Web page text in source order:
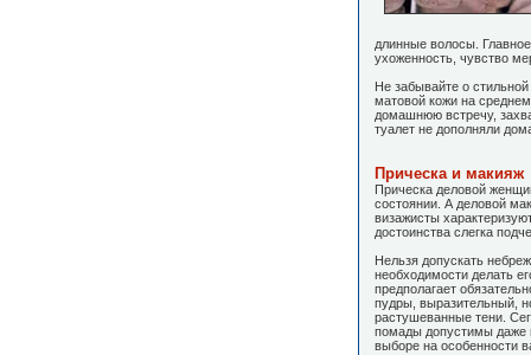
длинные волосы.
ухоженность, чувство
Не забывайте о
матовой кожи на
домашнюю встречу,
туалет не дополняли
Прическа и макияж
Прическа деловой
состоянии. А деловой
визажисты
достоинства слегка
Нельзя допускать
необходимости делать
предполагает
пудры, выразительный,
растушеванные тени.
помады допустимы даже
выборе на особенности